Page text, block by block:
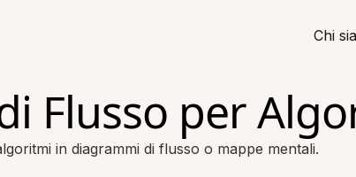
Chi
Flusso per
in diagrammi di flusso o mappe mentali.